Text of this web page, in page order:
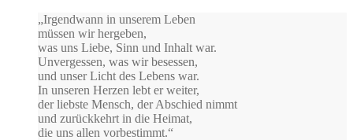
„Irgendwann in unserem Leben
müssen wir hergeben,
was uns Liebe, Sinn und Inhalt war.
Unvergessen, was wir besessen,
und unser Licht des Lebens war.
In unseren Herzen lebt er weiter,
der liebste Mensch, der Abschied nimmt
und zurückkehrt in die Heimat,
die uns allen vorbestimmt.“